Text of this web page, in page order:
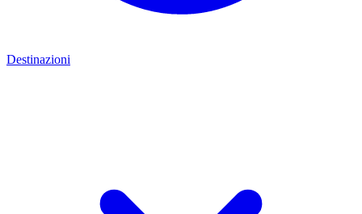
Destinazioni